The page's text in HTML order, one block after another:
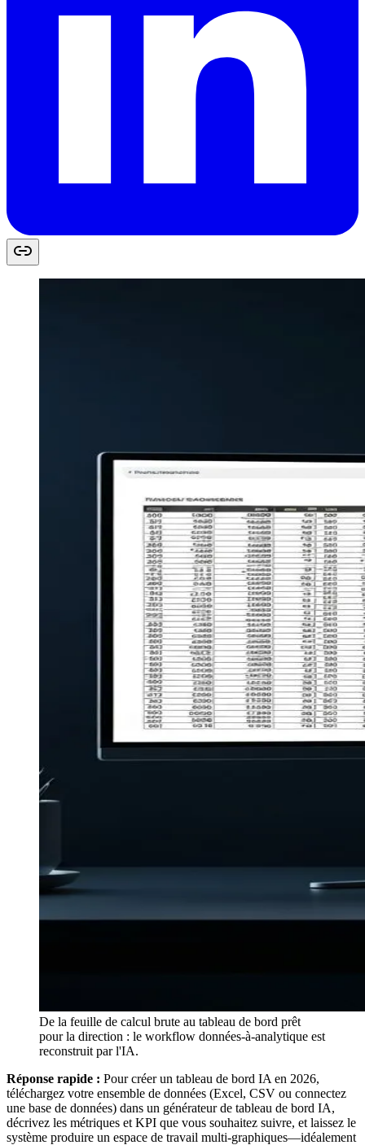
De la feuille de calcul brute au tableau de bord prêt
pour la direction : le workflow données-à-analytique est
reconstruit par l'IA.
Réponse rapide : Pour créer un tableau de bord IA en 2026,
téléchargez votre ensemble de données (Excel, CSV ou connectez
une base de données) dans un générateur de tableau de bord IA,
décrivez les métriques et KPI que vous souhaitez suivre, et laissez le
système produire un espace de travail multi-graphiques—idéalement